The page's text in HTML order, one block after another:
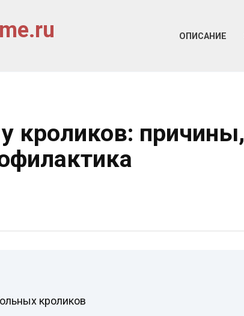
ОПИСАНИЕ
кроликов: причины,
кроликов